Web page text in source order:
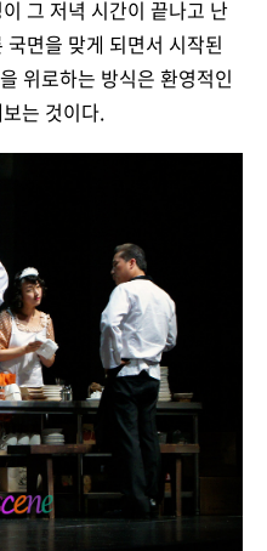
그 저녁 시간이 끝나고 난
면을 맞게 되면서 시작된
위로하는 방식은 환영적인
는 것이다.